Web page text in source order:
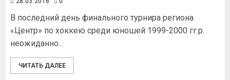
В последний день финального турнира региона
«Центр» по хоккею среди юношей 1999-2000 гг.р.
неожиданно...
ЧИТАТЬ ДАЛЕЕ